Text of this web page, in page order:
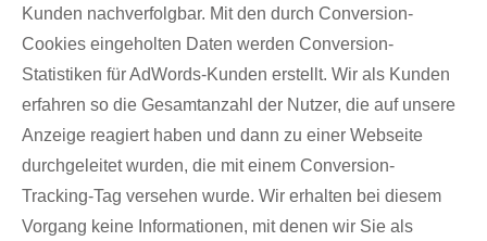
Kunden nachverfolgbar. Mit den durch Conversion-
Cookies eingeholten Daten werden Conversion-
Statistiken für AdWords-Kunden erstellt. Wir als Kunden
erfahren so die Gesamtanzahl der Nutzer, die auf unsere
Anzeige reagiert haben und dann zu einer Webseite
durchgeleitet wurden, die mit einem Conversion-
Tracking-Tag versehen wurde. Wir erhalten bei diesem
Vorgang keine Informationen, mit denen wir Sie als